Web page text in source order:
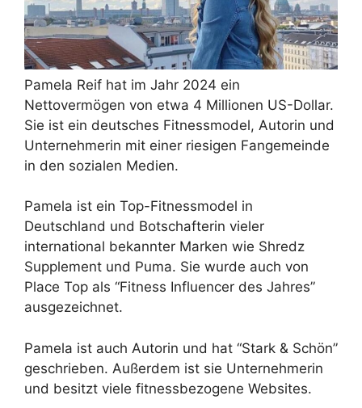
Pamela Reif hat im Jahr 2024 ein
Nettovermögen von etwa 4 Millionen US-Dollar.
Sie ist ein deutsches Fitnessmodel, Autorin und
Unternehmerin mit einer riesigen Fangemeinde
in den sozialen Medien.
Pamela ist ein Top-Fitnessmodel in
Deutschland und Botschafterin vieler
international bekannter Marken wie Shredz
Supplement und Puma. Sie wurde auch von
Place Top als “Fitness Influencer des Jahres”
ausgezeichnet.
Pamela ist auch Autorin und hat “Stark & Schön”
geschrieben. Außerdem ist sie Unternehmerin
und besitzt viele fitnessbezogene Websites.